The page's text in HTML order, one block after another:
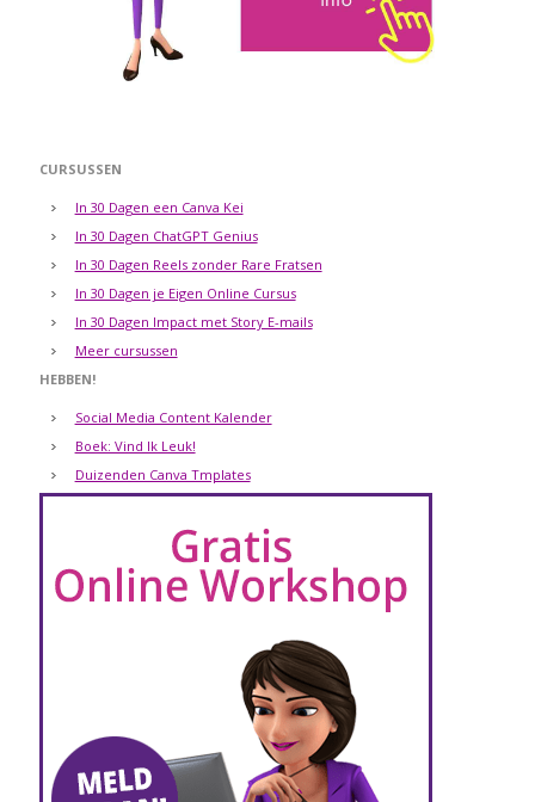
CURSUSSEN
In 30 Dagen een Canva Kei
In 30 Dagen ChatGPT Genius
In 30 Dagen Reels zonder Rare Fratsen
In 30 Dagen je Eigen Online Cursus
In 30 Dagen Impact met Story E-mails
Meer cursussen
HEBBEN!
Social Media Content Kalender
Boek: Vind Ik Leuk!
Duizenden Canva Tmplates